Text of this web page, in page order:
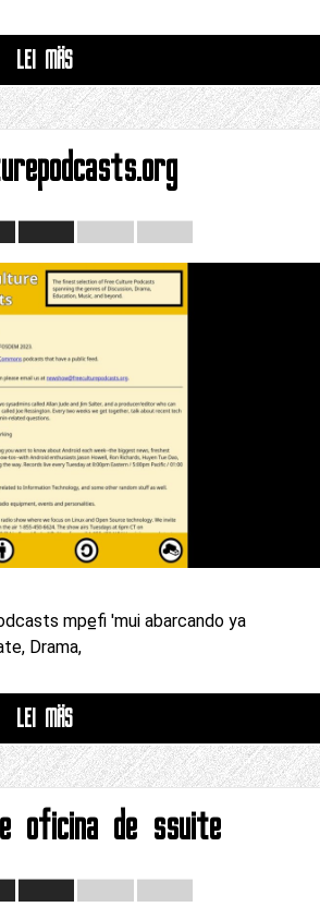
LEI MÄS
mpe̲fi 'mui abarcando ya
Drama,
LEI MÄS
oficina de ssuite